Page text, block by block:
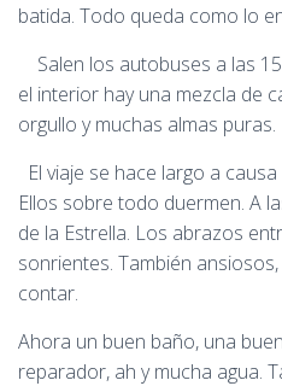
batida. Todo queda como lo
Salen los autobuses a las
el interior hay una mezcla de
orgullo y muchas almas puras.
El viaje se hace largo a
Ellos sobre todo duermen. A
de la Estrella. Los abrazos
sonrientes. También
contar.
Ahora un buen baño, una
reparador, ah y mucha agua.